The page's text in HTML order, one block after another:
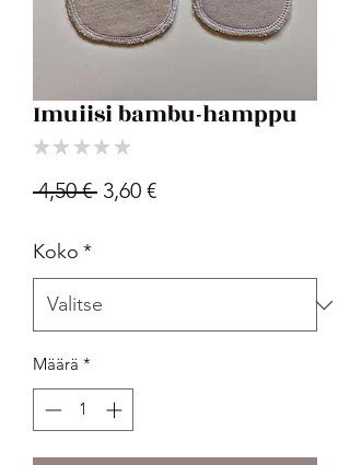
Imuiisi bambu-hamppu
★ ★ ★ ★ ★
4,50 € Normaali
3,60 €Alehinta
Koko *
Määrä *